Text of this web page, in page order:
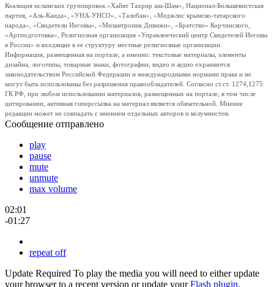
Коалиция исламских группировок «Хайят Тахрир аш-Шам», Национал-Большевистская
партия, «Аль-Каида», «УНА-УНСО», «Талибан», «Меджлис крымско-татарского
народа», «Свидетели Иеговы», «Мизантропик Дивижн», «Братство» Корчинского,
«Артподготовка», Религиозная организация «Управленческий центр Свидетелей Иеговы
в России» и входящие в ее структуру местные религиозные организации.
Информация, размещенная на портале, а именно: текстовые материалы, элементы
дизайна, логотипы, товарные знаки, фотографии, видео и аудио охраняются
законодательством Российской Федерации и международными нормами права и не
могут быть использованы без разрешения правообладателей. Согласно ст.ст. 1274,1275
ГК РФ, при любом использовании материалов, размещенных на портале, в том числе
цитировании, активная гиперссылка на материал является обязательной. Мнение
редакции может не совпадать с мнением отдельных авторов и колумнистов.
Сообщение отправлено
play
pause
mute
unmute
max volume
02:01
-01:27
repeat off
Update Required To play the media you will need to either update
your browser to a recent version or update yourFlash plugin.